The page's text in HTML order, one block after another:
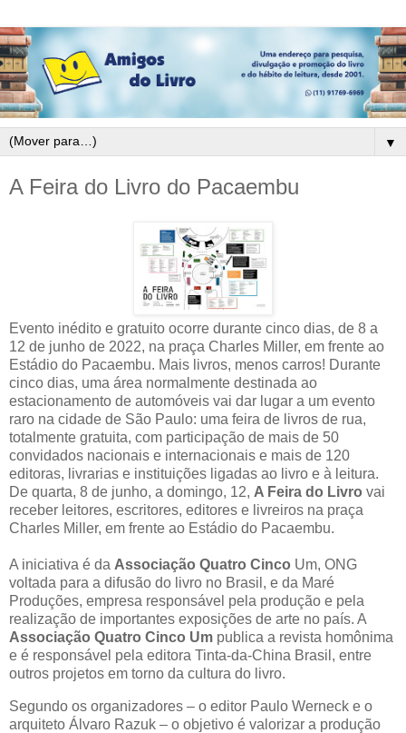
▼
A Feira do Livro do Pacaembu
Evento inédito e gratuito ocorre durante cinco dias, de 8 a
12 de junho de 2022, na praça Charles Miller, em frente ao
Estádio do Pacaembu. Mais livros, menos carros! Durante
cinco dias, uma área normalmente destinada ao
estacionamento de automóveis vai dar lugar a um evento
raro na cidade de São Paulo: uma feira de livros de rua,
totalmente gratuita, com participação de mais de 50
convidados nacionais e internacionais e mais de 120
editoras, livrarias e instituições ligadas ao livro e à leitura.
De quarta, 8 de junho, a domingo, 12, A Feira do Livro vai
receber leitores, escritores, editores e livreiros na praça
Charles Miller, em frente ao Estádio do Pacaembu.
A iniciativa é da Associação Quatro Cinco Um, ONG
voltada para a difusão do livro no Brasil, e da Maré
Produções, empresa responsável pela produção e pela
realização de importantes exposições de arte no país. A
Associação Quatro Cinco Um publica a revista homônima
e é responsável pela editora Tinta-da-China Brasil, entre
outros projetos em torno da cultura do livro.
Segundo os organizadores – o editor Paulo Werneck e o
arquiteto Álvaro Razuk – o objetivo é valorizar a produção